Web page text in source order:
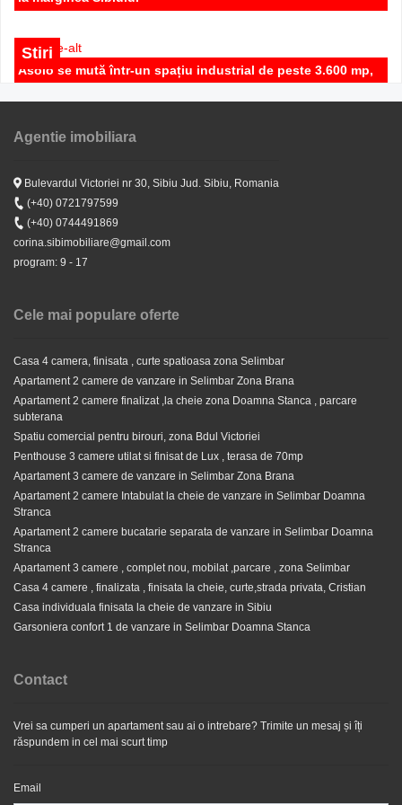
Apartament cu 2 camere , decomandat , parcare inclusa,
zona Doamna Stanca
87.500 EUR
Apartament 2 camere bucatarie separata de vanzare in
Selimbar Doamna Stranca
65.500 EUR
Stiri
Asolo se mută într-un spațiu industrial de peste 3.600 mp,
Stiri
Stiri
Goana dupa apartamente noi finalizate si intabulate in
Agentie imobiliara
Bulevardul Victoriei nr 30, Sibiu Jud. Sibiu, Romania
(+40) 0721797599
(+40) 0744491869
corina.sibimobiliare@gmail.com
program: 9 - 17
Cele mai populare oferte
Casa 4 camera, finisata , curte spatioasa zona Selimbar
Apartament 2 camere de vanzare in Selimbar Zona Brana
Apartament 2 camere finalizat ,la cheie zona Doamna Stanca , parcare
subterana
Spatiu comercial pentru birouri, zona Bdul Victoriei
Penthouse 3 camere utilat si finisat de Lux , terasa de 70mp
Apartament 3 camere de vanzare in Selimbar Zona Brana
Apartament 2 camere Intabulat la cheie de vanzare in Selimbar Doamna
Stranca
Apartament 2 camere bucatarie separata de vanzare in Selimbar Doamna
Stranca
Apartament 3 camere , complet nou, mobilat ,parcare , zona Selimbar
Casa 4 camere , finalizata , finisata la cheie, curte,strada privata, Cristian
Casa individuala finisata la cheie de vanzare in Sibiu
Garsoniera confort 1 de vanzare in Selimbar Doamna Stanca
Contact
Vrei sa cumperi un apartament sau ai o intrebare? Trimite un mesaj și îți
răspundem in cel mai scurt timp
Email